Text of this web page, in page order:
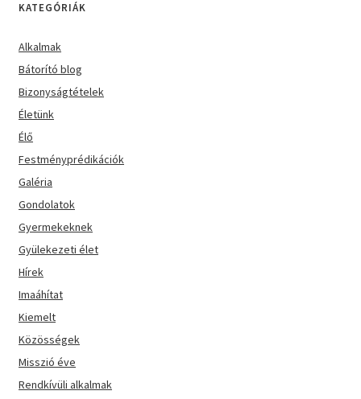
KATEGÓRIÁK
Alkalmak
Bátorító blog
Bizonyságtételek
Életünk
Élő
Festményprédikációk
Galéria
Gondolatok
Gyermekeknek
Gyülekezeti élet
Hírek
Imaáhítat
Kiemelt
Közösségek
Misszió éve
Rendkívüli alkalmak